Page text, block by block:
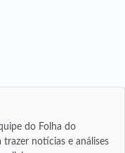
do Folha do
notícias e análises